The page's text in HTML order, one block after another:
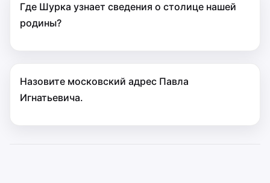
Где Шурка узнает сведения о столице нашей
родины?
Назовите московский адрес Павла
Игнатьевича.